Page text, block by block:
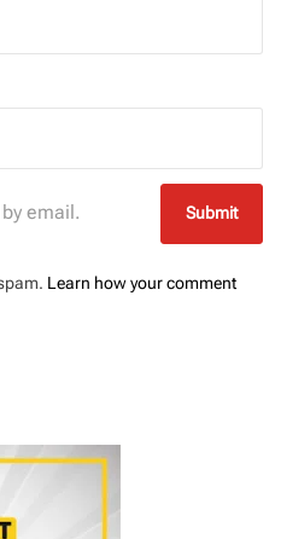
email.
Learn how your comment